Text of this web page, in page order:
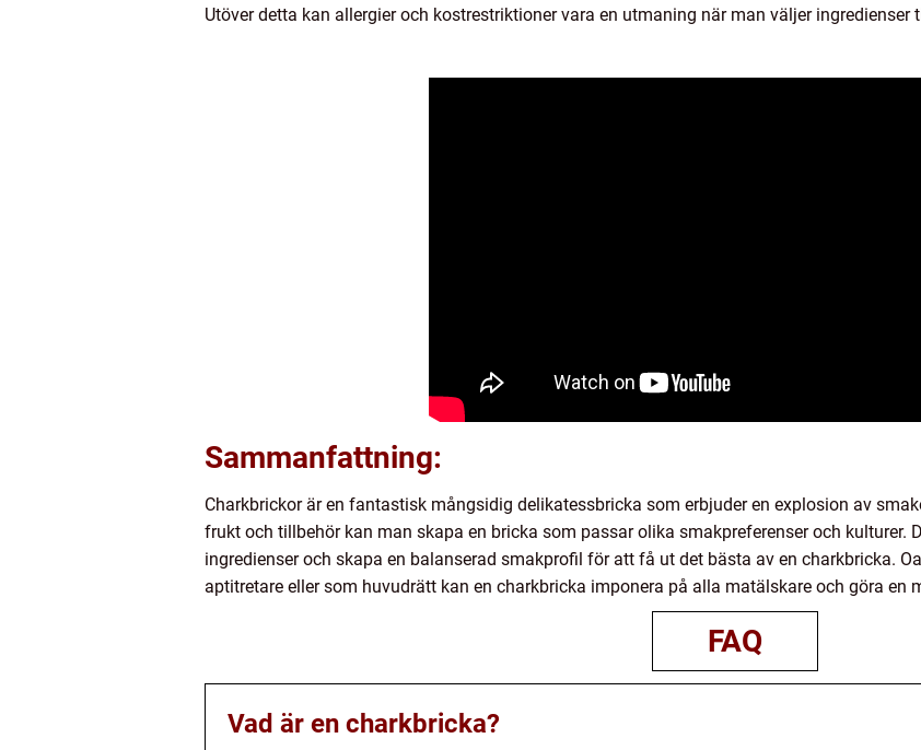
Utöver detta kan allergier och kostrestriktioner vara en utmaning när man väljer ingredienser
Sammanfattning:
Charkbrickor är en fantastisk mångsidig delikatessbricka som erbjuder en explosion av
frukt och tillbehör kan man skapa en bricka som passar olika smakpreferenser och kulturer.
ingredienser och skapa en balanserad smakprofil för att få ut det bästa av en charkbricka.
aptitretare eller som huvudrätt kan en charkbricka imponera på alla matälskare och göra en
FAQ
Vad är en charkbricka?